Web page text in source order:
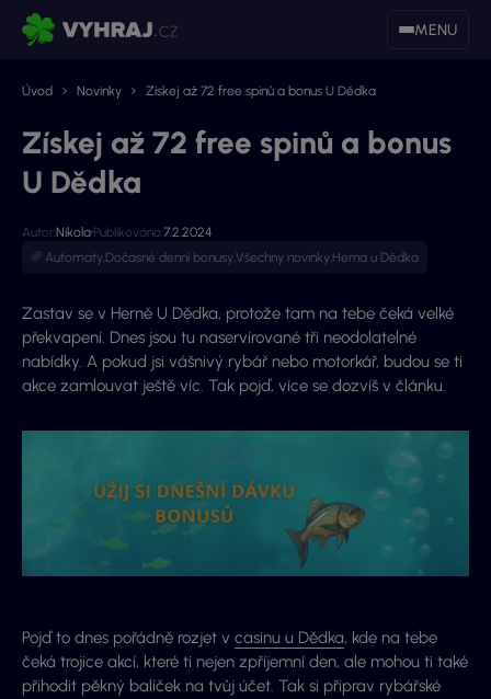
MENU
Úvod Novinky Získej až 72 free spinů a bonus U Dědka
Získej až 72 free spinů a bonus
U Dědka
Autor: Nikola Publikováno: 7.2.2024
Automaty,Dočasné denní bonusy,Všechny novinky,Herna u Dědka
Zastav se v Herně U Dědka, protože tam na tebe čeká velké
překvapení. Dnes jsou tu naservírované tři neodolatelné
nabídky. A pokud jsi vášnivý rybář nebo motorkář, budou se ti
akce zamlouvat ještě víc. Tak pojď, více se dozvíš v článku.
Pojď to dnes pořádně rozjet v casinu u Dědka, kde na tebe
čeká trojice akcí, které ti nejen zpříjemní den, ale mohou ti také
přihodit pěkný balíček na tvůj účet. Tak si připrav rybářské